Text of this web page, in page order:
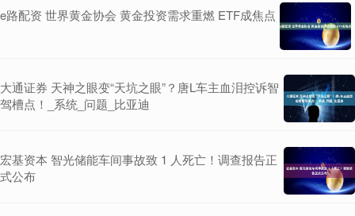
e路配资 世界黄金协会 黄金投资需求重燃 ETF成焦点
大通证券 天神之眼变“天坑之眼”？唐L车主血泪控诉智
驾槽点！_系统_问题_比亚迪
宏基资本 智光储能车间事故致 1 人死亡！调查报告正
式公布